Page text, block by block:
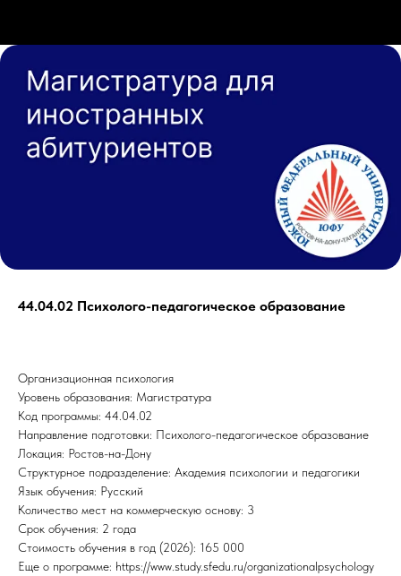
44.04.02 Психолого-педагогическое образование
Организационная психология
Уровень образования: Магистратура
Код программы: 44.04.02
Направление подготовки: Психолого-педагогическое образование
Локация: Ростов-на-Дону
Структурное подразделение: Академия психологии и педагогики
Язык обучения: Русский
Количество мест на коммерческую основу: 3
Срок обучения: 2 года
Стоимость обучения в год (2026): 165 000
Еще о программе: https://www.study.sfedu.ru/organizationalpsychology